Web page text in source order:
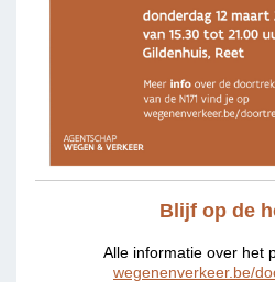
Blijf op de
Alle informatie over het
wegenenverkeer.be/